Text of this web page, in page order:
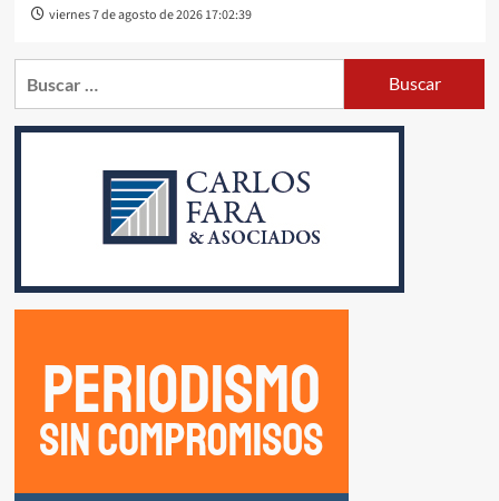
viernes 7 de agosto de 2026 17:02:39